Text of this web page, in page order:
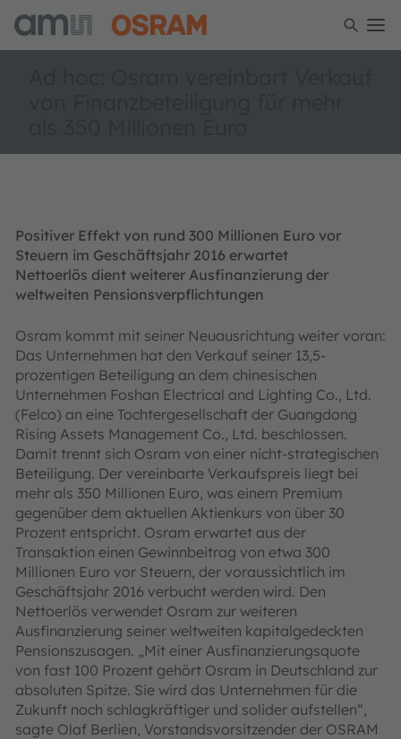
Positiver Effekt von rund 300 Millionen Euro vor
Steuern im Geschäftsjahr 2016 erwartet
Nettoerlös dient weiterer Ausfinanzierung der
weltweiten Pensionsverpflichtungen
Osram kommt mit seiner Neuausrichtung weiter voran:
Das Unternehmen hat den Verkauf seiner 13,5-
prozentigen Beteiligung an dem chinesischen
Unternehmen Foshan Electrical and Lighting Co., Ltd.
(Felco) an eine Tochtergesellschaft der Guangdong
Rising Assets Management Co., Ltd. beschlossen.
Damit trennt sich Osram von einer nicht-strategischen
Beteiligung. Der vereinbarte Verkaufspreis liegt bei
mehr als 350 Millionen Euro, was einem Premium
gegenüber dem aktuellen Aktienkurs von über 30
Prozent entspricht. Osram erwartet aus der
Transaktion einen Gewinnbeitrag von etwa 300
Millionen Euro vor Steuern, der voraussichtlich im
Geschäftsjahr 2016 verbucht werden wird. Den
Nettoerlös verwendet Osram zur weiteren
Ausfinanzierung seiner weltweiten kapitalgedeckten
Pensionszusagen. „Mit einer Ausfinanzierungsquote
von fast 100 Prozent gehört Osram in Deutschland zur
absoluten Spitze. Sie wird das Unternehmen für die
Zukunft noch schlagkräftiger und solider aufstellen“,
sagte Olaf Berlien, Vorstandsvorsitzender der OSRAM